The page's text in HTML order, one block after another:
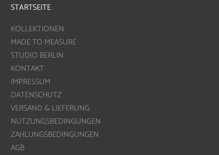
STARTSEITE
KOLLEKTIONEN
MADE TO MEASURE
STUDIO BERLIN
KONTAKT
IMPRESSUM
DATENSCHUTZ
VERSAND & LIEFERUNG
NUTZUNGSBEDINGUNGEN
ZAHLUNGSBEDINGUNGEN
AGB